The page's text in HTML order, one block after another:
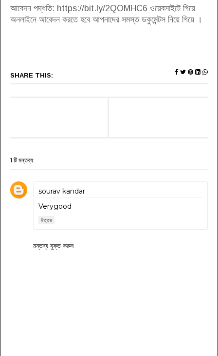
আবেদন পদ্ধতি: https://bit.ly/2QOMHC6 ওয়েবসাইটে গিয়ে
অনলাইনে আবেদন করতে হবে আপনাদের সমস্ত ডকুমেন্টস নিয়ে গিয়ে ।
SHARE THIS:
1 টি মন্তব্য:
sourav kandar
Verygood
উত্তর
মন্তব্য যুক্ত করুন